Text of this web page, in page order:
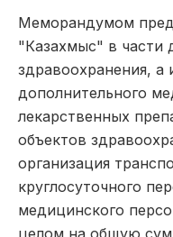
Меморандумом
"Казахмыс" в части
здравоохранения, а
дополнительного
лекарственных
объектов
организация
круглосуточного
медицинского
целом на общую